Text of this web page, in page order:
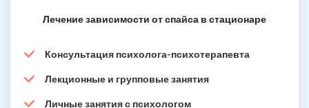
Лечение зависимости от спайса в стационаре
Консультация психолога-психотерапевта
Лекционные и групповые занятия
Личные занятия с психологом